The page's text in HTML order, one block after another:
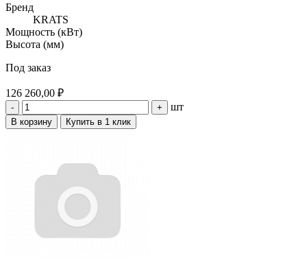
Бренд
KRATS
Мощность (кВт)
Высота (мм)
Под заказ
126 260,00 ₽
- + шт
В корзину Купить в 1 клик